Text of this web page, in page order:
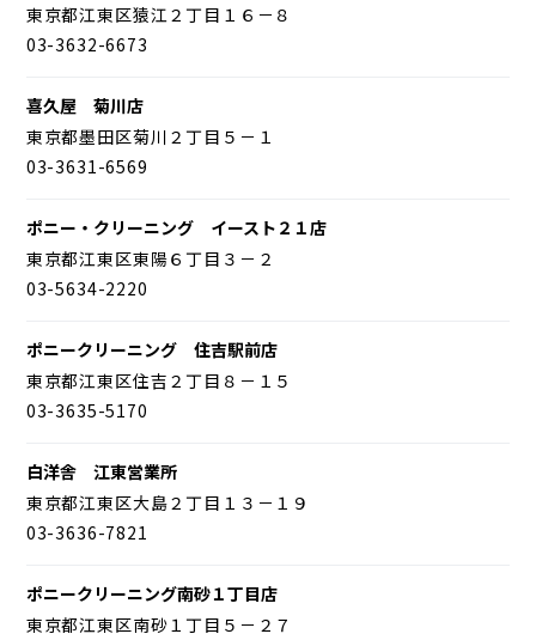
東京都江東区猿江２丁目１６－８
03-3632-6673
喜久屋 菊川店
東京都墨田区菊川２丁目５－１
03-3631-6569
ポニー・クリーニング イースト２１店
東京都江東区東陽６丁目３－２
03-5634-2220
ポニークリーニング 住吉駅前店
東京都江東区住吉２丁目８－１５
03-3635-5170
白洋舎 江東営業所
東京都江東区大島２丁目１３－１９
03-3636-7821
ポニークリーニング南砂１丁目店
東京都江東区南砂１丁目５－２７